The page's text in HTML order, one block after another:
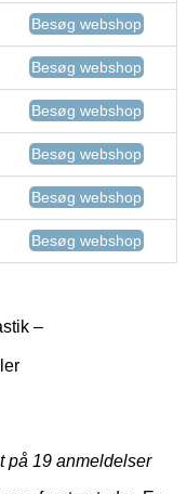
Besøg webshop
Besøg webshop
Besøg webshop
Besøg webshop
Besøg webshop
Besøg webshop
–
på 19 anmeldelser